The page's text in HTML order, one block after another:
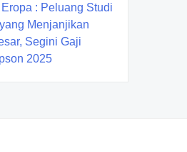
: Peluang Studi
Menjanjikan
Segini Gaji
2025